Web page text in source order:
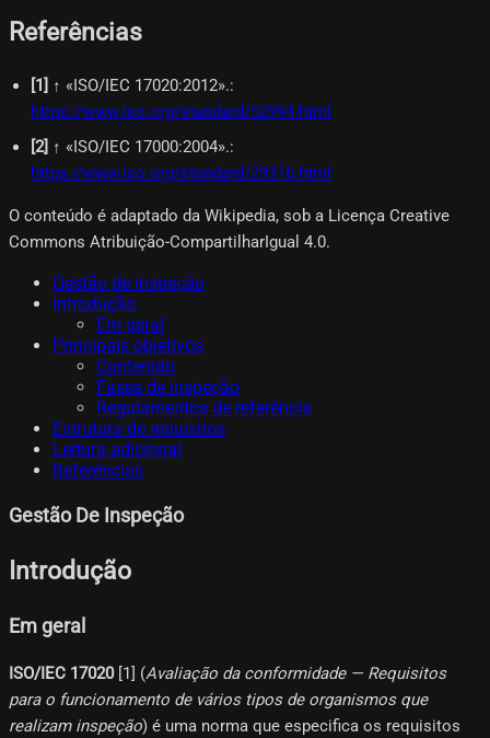
Referências
[1] ↑ «ISO/IEC 17020:2012».:
https://www.iso.org/standard/52994.html
[2] ↑ «ISO/IEC 17000:2004».:
https://www.iso.org/standard/29316.html
O conteúdo é adaptado da Wikipedia, sob a Licença Creative
Commons Atribuição-CompartilharIgual 4.0.
Gestão de inspeção
Introdução
Em geral
Principais objetivos
Contenido
Fases de inspeção
Regulamentos de referência
Estrutura de requisitos
Leitura adicional
Referências
Gestão De Inspeção
Introdução
Em geral
ISO/IEC 17020[1]​ (Avaliação da conformidade — Requisitos
para o funcionamento de vários tipos de organismos que
realizam inspeção) é uma norma que especifica os requisitos